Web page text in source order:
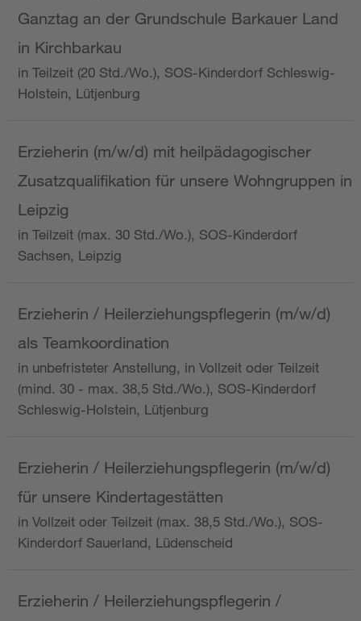
Ganztag an der Grundschule Barkauer Land
in Kirchbarkau
in Teilzeit (20 Std./Wo.), SOS-Kinderdorf Schleswig-
Holstein, Lütjenburg
Erzieherin (m/w/d) mit heilpädagogischer
Zusatzqualifikation für unsere Wohngruppen in
Leipzig
in Teilzeit (max. 30 Std./Wo.), SOS-Kinderdorf
Sachsen, Leipzig
Erzieherin / Heilerziehungspflegerin (m/w/d)
als Teamkoordination
in unbefristeter Anstellung, in Vollzeit oder Teilzeit
(mind. 30 - max. 38,5 Std./Wo.), SOS-Kinderdorf
Schleswig-Holstein, Lütjenburg
Erzieherin / Heilerziehungspflegerin (m/w/d)
für unsere Kindertagestätten
in Vollzeit oder Teilzeit (max. 38,5 Std./Wo.), SOS-
Kinderdorf Sauerland, Lüdenscheid
Erzieherin / Heilerziehungspflegerin /